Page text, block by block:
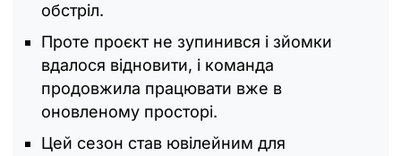
обстріл.
Проте проєкт не зупинився і зйомки
вдалося відновити, і команда
продовжила працювати вже в
оновленому просторі.
Цей сезон став ювілейним для